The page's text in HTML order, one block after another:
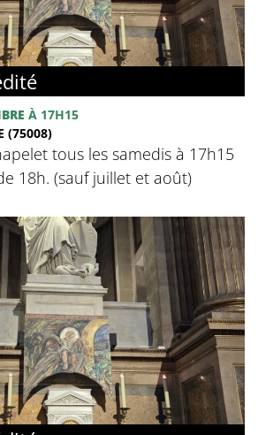
À 17H15
(75008)
tous les samedis à 17h15
18h. (sauf juillet et août)